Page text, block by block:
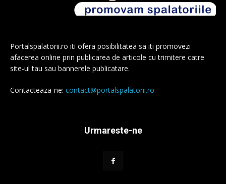
Portalspalatorii.ro iti ofera posibilitatea sa iti promovezi
afacerea online prin publicarea de articole cu trimitere catre
site-ul tau sau bannerele publicatare.
Contacteaza-ne: contact@portalspalatorii.ro
Urmareste-ne